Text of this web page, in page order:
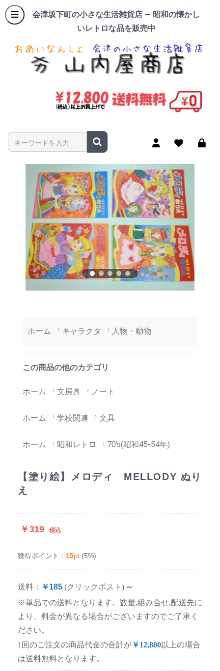
会津坂下町の小さな生活雑貨店 — 昭和の懐かし
いレトロな品を販売中
商品名やキーワードを入力
ホーム キャラクタ 人物・動物
この商品の他のカテゴリ
ホーム 文房具 ノート
ホーム 学校関連 文具
ホーム 昭和レトロ 70's(昭和45-54年)
【塗り絵】メロディ MELLODY ぬり
え
￥319 税込
獲得ポイント： 15pt (5%)
送料： ￥185 (クリックポスト) ～
※単品での送料となります。数量,組み合せ,配送先に
より、料金が異なる場合がございますのでご了承く
ださい。
1回のご注文の商品代金の合計が￥12,800以上の場合
は送料無料となります。